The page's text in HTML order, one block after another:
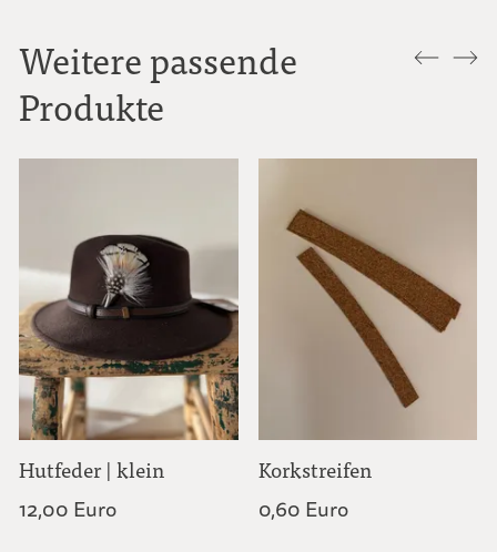
Weitere passende
Produkte
Hutfeder | klein
12,00 Euro
Korkstreifen
0,60 Euro